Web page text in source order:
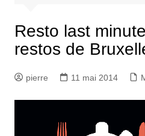
Resto last
restos de
pierre 11 mai 2014